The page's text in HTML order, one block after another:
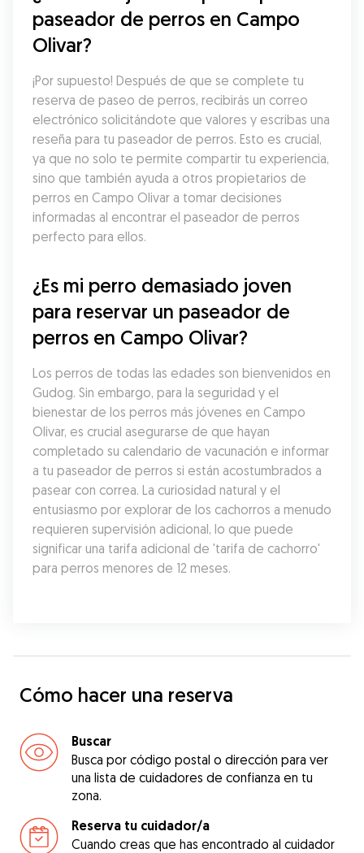
paseador de perros en Campo
Olivar?
¡Por supuesto! Después de que se complete tu
reserva de paseo de perros, recibirás un correo
electrónico solicitándote que valores y escribas una
reseña para tu paseador de perros. Esto es crucial,
ya que no solo te permite compartir tu experiencia,
sino que también ayuda a otros propietarios de
perros en Campo Olivar a tomar decisiones
informadas al encontrar el paseador de perros
perfecto para ellos.
¿Es mi perro demasiado joven
para reservar un paseador de
perros en Campo Olivar?
Los perros de todas las edades son bienvenidos en
Gudog. Sin embargo, para la seguridad y el
bienestar de los perros más jóvenes en Campo
Olivar, es crucial asegurarse de que hayan
completado su calendario de vacunación e informar
a tu paseador de perros si están acostumbrados a
pasear con correa. La curiosidad natural y el
entusiasmo por explorar de los cachorros a menudo
requieren supervisión adicional, lo que puede
significar una tarifa adicional de 'tarifa de cachorro'
para perros menores de 12 meses.
Cómo hacer una reserva
Buscar
Busca por código postal o dirección para ver
una lista de cuidadores de confianza en tu
zona.
Reserva tu cuidador/a
Cuando creas que has encontrado al cuidador